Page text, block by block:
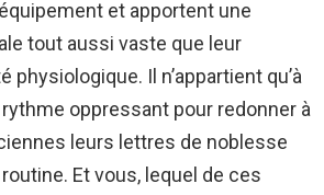
et apportent une
tout aussi vaste que leur
Il n’appartient qu’à
oppressant pour redonner à
leurs lettres de noblesse
Et vous, lequel de ces